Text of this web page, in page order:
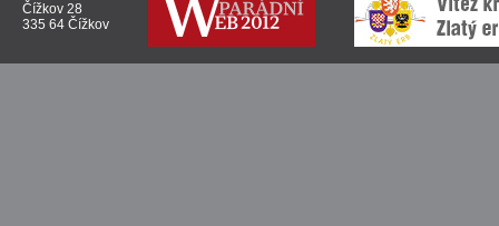
Čížkov 28
335 64 Čížkov